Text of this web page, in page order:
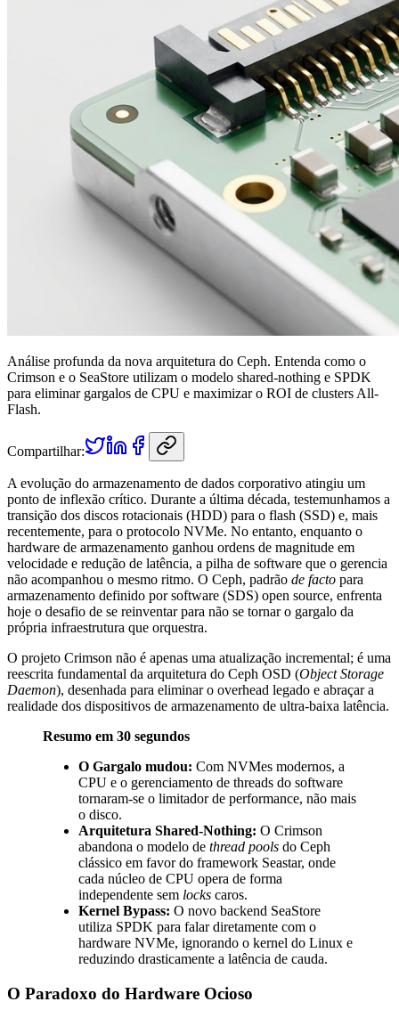
Análise profunda da nova arquitetura do Ceph. Entenda como o
Crimson e o SeaStore utilizam o modelo shared-nothing e SPDK
para eliminar gargalos de CPU e maximizar o ROI de clusters All-
Flash.
Compartilhar:
A evolução do armazenamento de dados corporativo atingiu um
ponto de inflexão crítico. Durante a última década, testemunhamos a
transição dos discos rotacionais (HDD) para o flash (SSD) e, mais
recentemente, para o protocolo NVMe. No entanto, enquanto o
hardware de armazenamento ganhou ordens de magnitude em
velocidade e redução de latência, a pilha de software que o gerencia
não acompanhou o mesmo ritmo. O Ceph, padrão de facto para
armazenamento definido por software (SDS) open source, enfrenta
hoje o desafio de se reinventar para não se tornar o gargalo da
própria infraestrutura que orquestra.
O projeto Crimson não é apenas uma atualização incremental; é uma
reescrita fundamental da arquitetura do Ceph OSD (Object Storage
Daemon), desenhada para eliminar o overhead legado e abraçar a
realidade dos dispositivos de armazenamento de ultra-baixa latência.
Resumo em 30 segundos
O Gargalo mudou: Com NVMes modernos, a
CPU e o gerenciamento de threads do software
tornaram-se o limitador de performance, não mais
o disco.
Arquitetura Shared-Nothing: O Crimson
abandona o modelo de thread pools do Ceph
clássico em favor do framework Seastar, onde
cada núcleo de CPU opera de forma
independente sem locks caros.
Kernel Bypass: O novo backend SeaStore
utiliza SPDK para falar diretamente com o
hardware NVMe, ignorando o kernel do Linux e
reduzindo drasticamente a latência de cauda.
O Paradoxo do Hardware Ocioso